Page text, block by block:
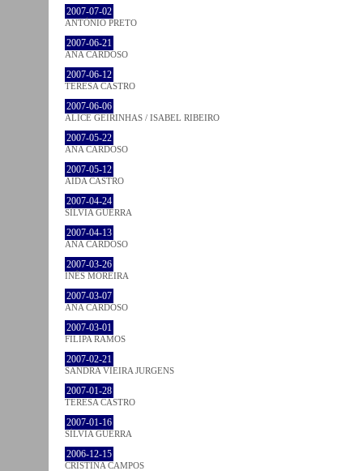
2007-07-02
ANTÓNIO PRETO
2007-06-21
ANA CARDOSO
2007-06-12
TERESA CASTRO
2007-06-06
ALICE GEIRINHAS / ISABEL RIBEIRO
2007-05-22
ANA CARDOSO
2007-05-12
AIDA CASTRO
2007-04-24
SÍLVIA GUERRA
2007-04-13
ANA CARDOSO
2007-03-26
INÊS MOREIRA
2007-03-07
ANA CARDOSO
2007-03-01
FILIPA RAMOS
2007-02-21
SANDRA VIEIRA JURGENS
2007-01-28
TERESA CASTRO
2007-01-16
SÍLVIA GUERRA
2006-12-15
CRISTINA CAMPOS